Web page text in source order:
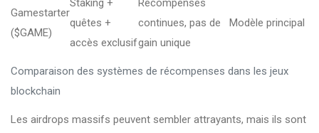
Comparaison des systèmes de récompenses dans les jeux
blockchain
Gamestarter
($GAME)
Staking +
quêtes +
accès exclusif
Récompenses
continues, pas de
gain unique
Modèle principal
Les airdrops massifs peuvent sembler attrayants, mais ils sont